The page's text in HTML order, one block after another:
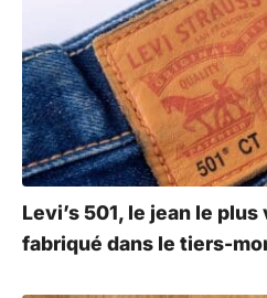
Levi’s 501, le jean le
fabriqué dans le tiers-